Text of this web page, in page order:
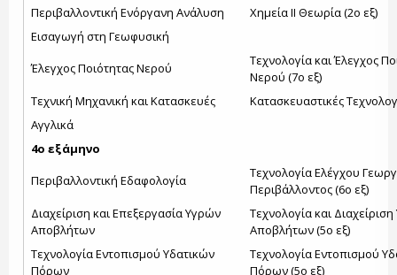
Περιβαλλοντική Ενόργανη Ανάλυση
Χημεία ΙΙ Θεωρία (2ο εξ)
Εισαγωγή στη Γεωφυσική
Έλεγχος Ποιότητας Νερού
Τεχνολογία και Έλεγχος
Νερού (7ο εξ)
Τεχνική Μηχανική και Κατασκευές
Κατασκευαστικές
Αγγλικά
4ο εξάμηνο
Περιβαλλοντική Εδαφολογία
Τεχνολογία Ελέγχου
Περιβάλλοντος (6ο εξ)
Διαχείριση και Επεξεργασία Υγρών
Αποβλήτων
Τεχνολογία και
Αποβλήτων (5ο εξ)
Τεχνολογία Εντοπισμού Υδατικών
Πόρων
Τεχνολογία Εντοπισμού
Πόρων (5ο εξ)